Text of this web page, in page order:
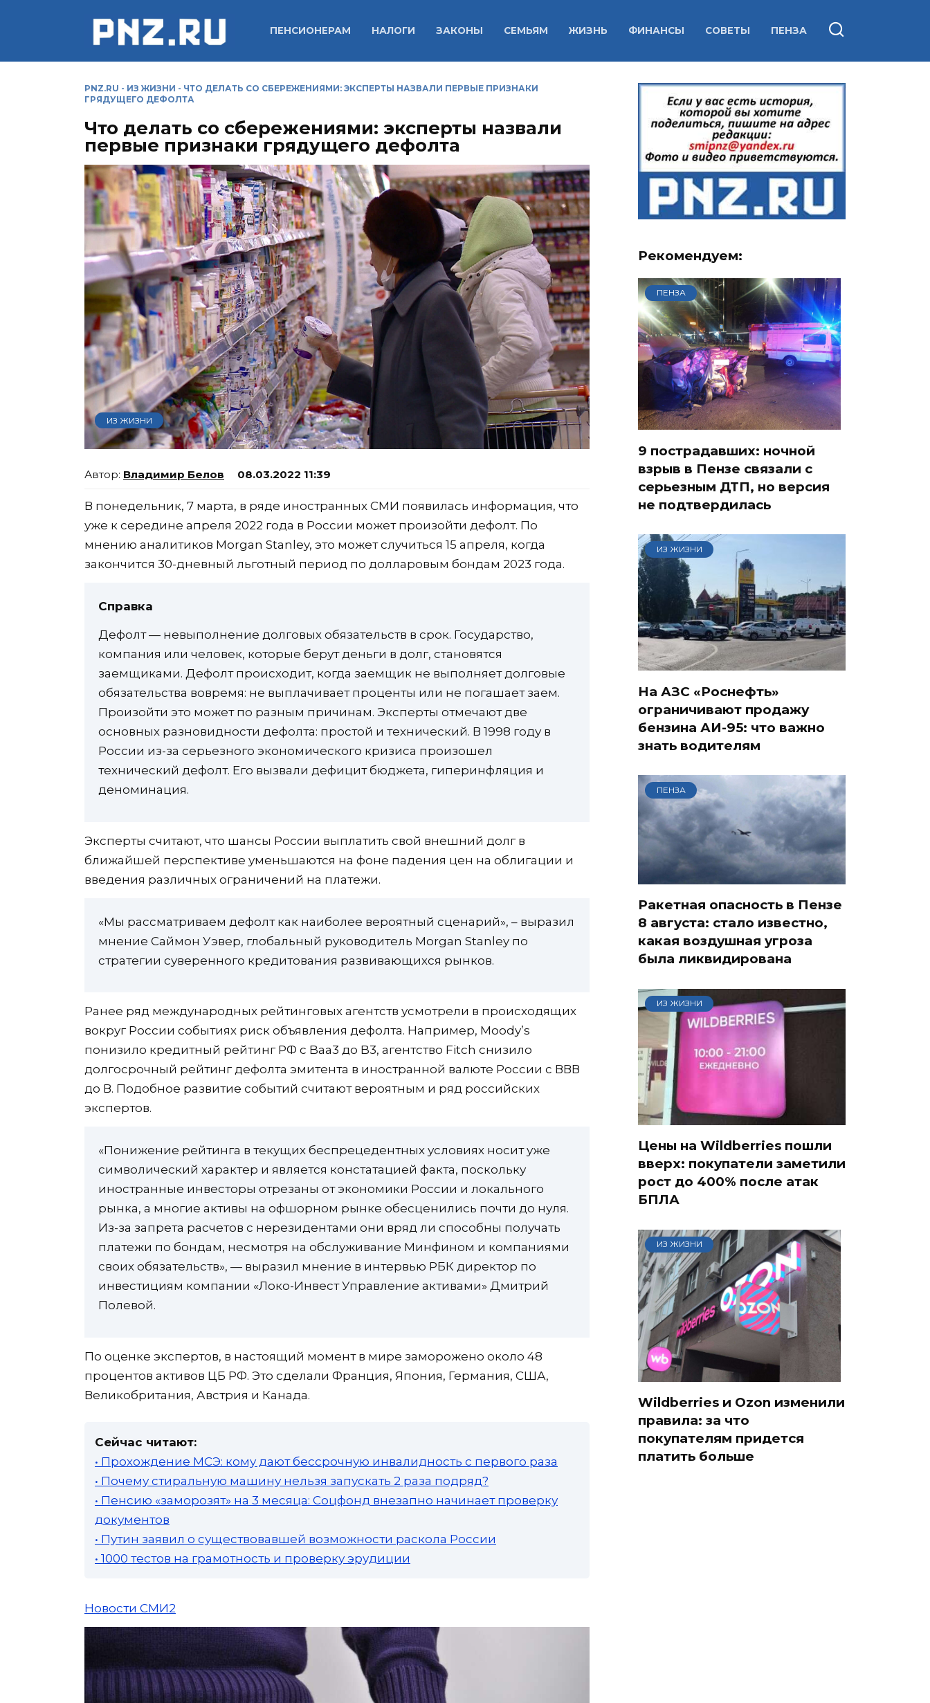
ПЕНСИОНЕРАМ НАЛОГИ ЗАКОНЫ СЕМЬЯМ ЖИЗНЬ ФИНАНСЫ СОВЕТЫ ПЕНЗА
PNZ.RU - ИЗ ЖИЗНИ - ЧТО ДЕЛАТЬ СО СБЕРЕЖЕНИЯМИ: ЭКСПЕРТЫ НАЗВАЛИ ПЕРВЫЕ ПРИЗНАКИ
ГРЯДУЩЕГО ДЕФОЛТА
Что делать со сбережениями: эксперты назвали
первые признаки грядущего дефолта
ИЗ ЖИЗНИ
Владимир Белов 08.03.2022 11:39
В понедельник, 7 марта, в ряде иностранных СМИ появилась информация, что
уже к середине апреля 2022 года в России может произойти дефолт. По
мнению аналитиков Morgan Stanley, это может случиться 15 апреля, когда
закончится 30-дневный льготный период по долларовым бондам 2023 года.
Справка
Дефолт — невыполнение долговых обязательств в срок. Государство,
компания или человек, которые берут деньги в долг, становятся
заемщиками. Дефолт происходит, когда заемщик не выполняет долговые
обязательства вовремя: не выплачивает проценты или не погашает заем.
Произойти это может по разным причинам. Эксперты отмечают две
основных разновидности дефолта: простой и технический. В 1998 году в
России из-за серьезного экономического кризиса произошел
технический дефолт. Его вызвали дефицит бюджета, гиперинфляция и
деноминация.
Эксперты считают, что шансы России выплатить свой внешний долг в
ближайшей перспективе уменьшаются на фоне падения цен на облигации и
введения различных ограничений на платежи.
«Мы рассматриваем дефолт как наиболее вероятный сценарий», – выразил
мнение Саймон Уэвер, глобальный руководитель Morgan Stanley по
стратегии суверенного кредитования развивающихся рынков.
Ранее ряд международных рейтинговых агентств усмотрели в происходящих
вокруг России событиях риск объявления дефолта. Например, Moody’s
понизило кредитный рейтинг РФ с Baa3 до B3, агентство Fitch снизило
долгосрочный рейтинг дефолта эмитента в иностранной валюте России с ВВВ
до В. Подобное развитие событий считают вероятным и ряд российских
экспертов.
«Понижение рейтинга в текущих беспрецедентных условиях носит уже
символический характер и является констатацией факта, поскольку
иностранные инвесторы отрезаны от экономики России и локального
рынка, а многие активы на офшорном рынке обесценились почти до нуля.
Из-за запрета расчетов с нерезидентами они вряд ли способны получать
платежи по бондам, несмотря на обслуживание Минфином и компаниями
своих обязательств», — выразил мнение в интервью РБК директор по
инвестициям компании «Локо-Инвест Управление активами» Дмитрий
Полевой.
По оценке экспертов, в настоящий момент в мире заморожено около 48
процентов активов ЦБ РФ. Это сделали Франция, Япония, Германия, США,
Великобритания, Австрия и Канада.
Сейчас читают:
• Прохождение МСЭ: кому дают бессрочную инвалидность с первого раза
• Почему стиральную машину нельзя запускать 2 раза подряд?
• Пенсию «заморозят» на 3 месяца: Соцфонд внезапно начинает проверку
документов
• Путин заявил о существовавшей возможности раскола России
• 1000 тестов на грамотность и проверку эрудиции
Новости СМИ2
Рекомендуем:
ПЕНЗА
9 пострадавших: ночной
взрыв в Пензе связали с
серьезным ДТП, но версия
не подтвердилась
ИЗ ЖИЗНИ
На АЗС «Роснефть»
ограничивают продажу
бензина АИ-95: что важно
знать водителям
ПЕНЗА
Ракетная опасность в Пензе
8 августа: стало известно,
какая воздушная угроза
была ликвидирована
ИЗ ЖИЗНИ
Цены на Wildberries пошли
вверх: покупатели заметили
рост до 400% после атак
БПЛА
ИЗ ЖИЗНИ
Wildberries и Ozon изменили
правила: за что
покупателям придется
платить больше